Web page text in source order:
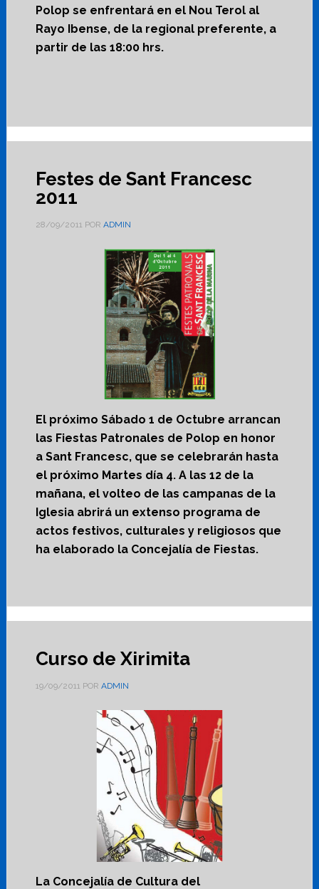
Polop se enfrentará en el Nou Terol al
Rayo Ibense, de la regional preferente, a
partir de las 18:00 hrs.
Festes de Sant Francesc
2011
28/09/2011 POR ADMIN
El próximo Sábado 1 de Octubre arrancan
las Fiestas Patronales de Polop en honor
a Sant Francesc, que se celebrarán hasta
el próximo Martes día 4. A las 12 de la
mañana, el volteo de las campanas de la
Iglesia abrirá un extenso programa de
actos festivos, culturales y religiosos que
ha elaborado la Concejalía de Fiestas.
Curso de Xirimita
19/09/2011 POR ADMIN
La Concejalía de Cultura del